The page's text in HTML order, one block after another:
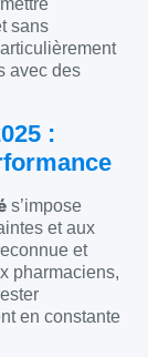
sans
avec des
:
s’impose
et aux
et
pharmaciens,
en constante